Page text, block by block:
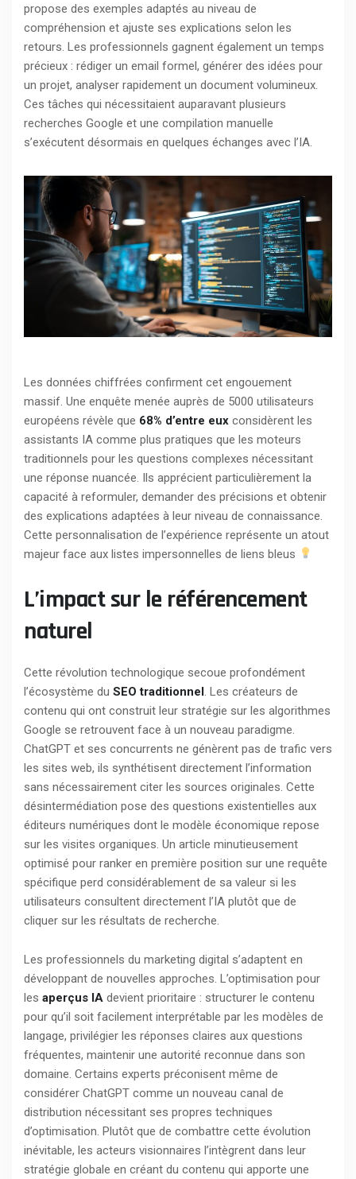
propose des exemples adaptés au niveau de
compréhension et ajuste ses explications selon les
retours. Les professionnels gagnent également un temps
précieux : rédiger un email formel, générer des idées pour
un projet, analyser rapidement un document volumineux.
Ces tâches qui nécessitaient auparavant plusieurs
recherches Google et une compilation manuelle
s’exécutent désormais en quelques échanges avec l’IA.
Les données chiffrées confirment cet engouement
massif. Une enquête menée auprès de 5000 utilisateurs
européens révèle que 68% d’entre eux considèrent les
assistants IA comme plus pratiques que les moteurs
traditionnels pour les questions complexes nécessitant
une réponse nuancée. Ils apprécient particulièrement la
capacité à reformuler, demander des précisions et obtenir
des explications adaptées à leur niveau de connaissance.
Cette personnalisation de l’expérience représente un atout
majeur face aux listes impersonnelles de liens bleus
L’impact sur le référencement
naturel
Cette révolution technologique secoue profondément
l’écosystème du SEO traditionnel. Les créateurs de
contenu qui ont construit leur stratégie sur les algorithmes
Google se retrouvent face à un nouveau paradigme.
ChatGPT et ses concurrents ne génèrent pas de trafic vers
les sites web, ils synthétisent directement l’information
sans nécessairement citer les sources originales. Cette
désintermédiation pose des questions existentielles aux
éditeurs numériques dont le modèle économique repose
sur les visites organiques. Un article minutieusement
optimisé pour ranker en première position sur une requête
spécifique perd considérablement de sa valeur si les
utilisateurs consultent directement l’IA plutôt que de
cliquer sur les résultats de recherche.
Les professionnels du marketing digital s’adaptent en
développant de nouvelles approches. L’optimisation pour
les aperçus IA devient prioritaire : structurer le contenu
pour qu’il soit facilement interprétable par les modèles de
langage, privilégier les réponses claires aux questions
fréquentes, maintenir une autorité reconnue dans son
domaine. Certains experts préconisent même de
considérer ChatGPT comme un nouveau canal de
distribution nécessitant ses propres techniques
d’optimisation. Plutôt que de combattre cette évolution
inévitable, les acteurs visionnaires l’intègrent dans leur
stratégie globale en créant du contenu qui apporte une